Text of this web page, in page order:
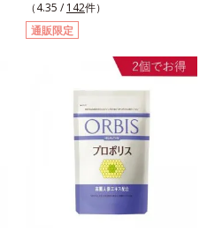
ケート。不安定になりがちな女性の
身体の働きを助け、健康バランスを
サポートするサプリメントです。1
日の目安量わずか2粒に、大豆の胚
芽から抽出したイソフラボン
40mg（アグリコン換算25mg）と
和漢植物「美凛六草エキス」を
100mg配合。大豆イソフラボン
は、大豆に含まれるポリフェノール
の一種で、豆腐半丁分に相当する量
を配合しています。美凛六草エキス
とは、花茶の代表的な原料、メイク
（4.35 / 142件）
通販限定